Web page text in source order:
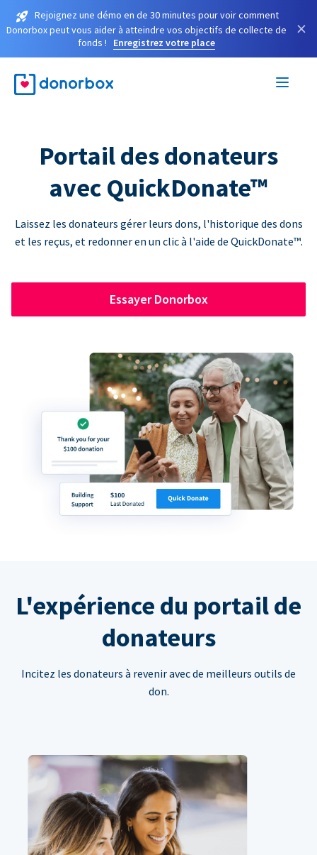
Rejoignez une démo en de 30 minutes pour voir comment
Donorbox peut vous aider à atteindre vos objectifs de collecte de
fonds !
Enregistrez votre place
×
Portail des donateurs
avec QuickDonate™
Laissez les donateurs gérer leurs dons, l'historique des dons
et les reçus, et redonner en un clic à l'aide de QuickDonate™.
Essayer Donorbox
L'expérience du portail de
donateurs
Incitez les donateurs à revenir avec de meilleurs outils de
don.